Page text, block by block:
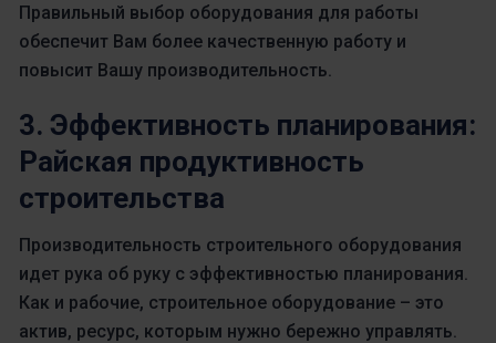
Правильный выбор оборудования для работы
обеспечит Вам более качественную работу и
повысит Вашу производительность.
3. Эффективность планирования:
Райская продуктивность
строительства
Производительность строительного оборудования
идет рука об руку с эффективностью планирования.
Как и рабочие, строительное оборудование – это
актив, ресурс, которым нужно бережно управлять.